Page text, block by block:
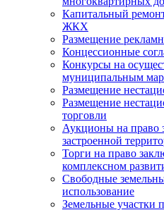
Капитальный
ЖКХ
Размещение
Концессионные
Конкурсы на
муниципальным
Размещение
Размещение
торговли
Аукционы на право
застроенной
Торги на право
комплексном
Свободные
использование
Земельные участки